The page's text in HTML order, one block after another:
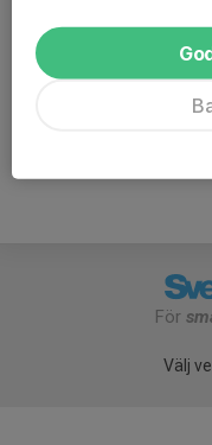
Välkomna!
Mera Lera MTB
För
Välj